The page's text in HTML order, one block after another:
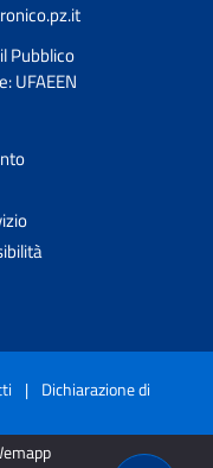
Pubblico
UFAEEN
| Dichiarazione di